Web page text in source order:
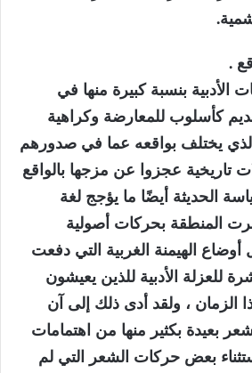
.
الأدبية بنسبة كبيرة منها في
كأسلوب للمعارضة وكراهية
يختلف بواقعه عما في صدورهم
تاريخية عجزوا عن مزجها بالواقع
الحديثة أيضًا ما يؤجج لغة
المنطقة بحركات أصولية
الهيمنة الغربية التي دفعت
للعزلة الأدبية للذين يعيشون
الزمان ، ولقد أدى ذلك إلى آن
بعيدة بكثير منها من اهتمامات
بعض حركات الشعر التي لم